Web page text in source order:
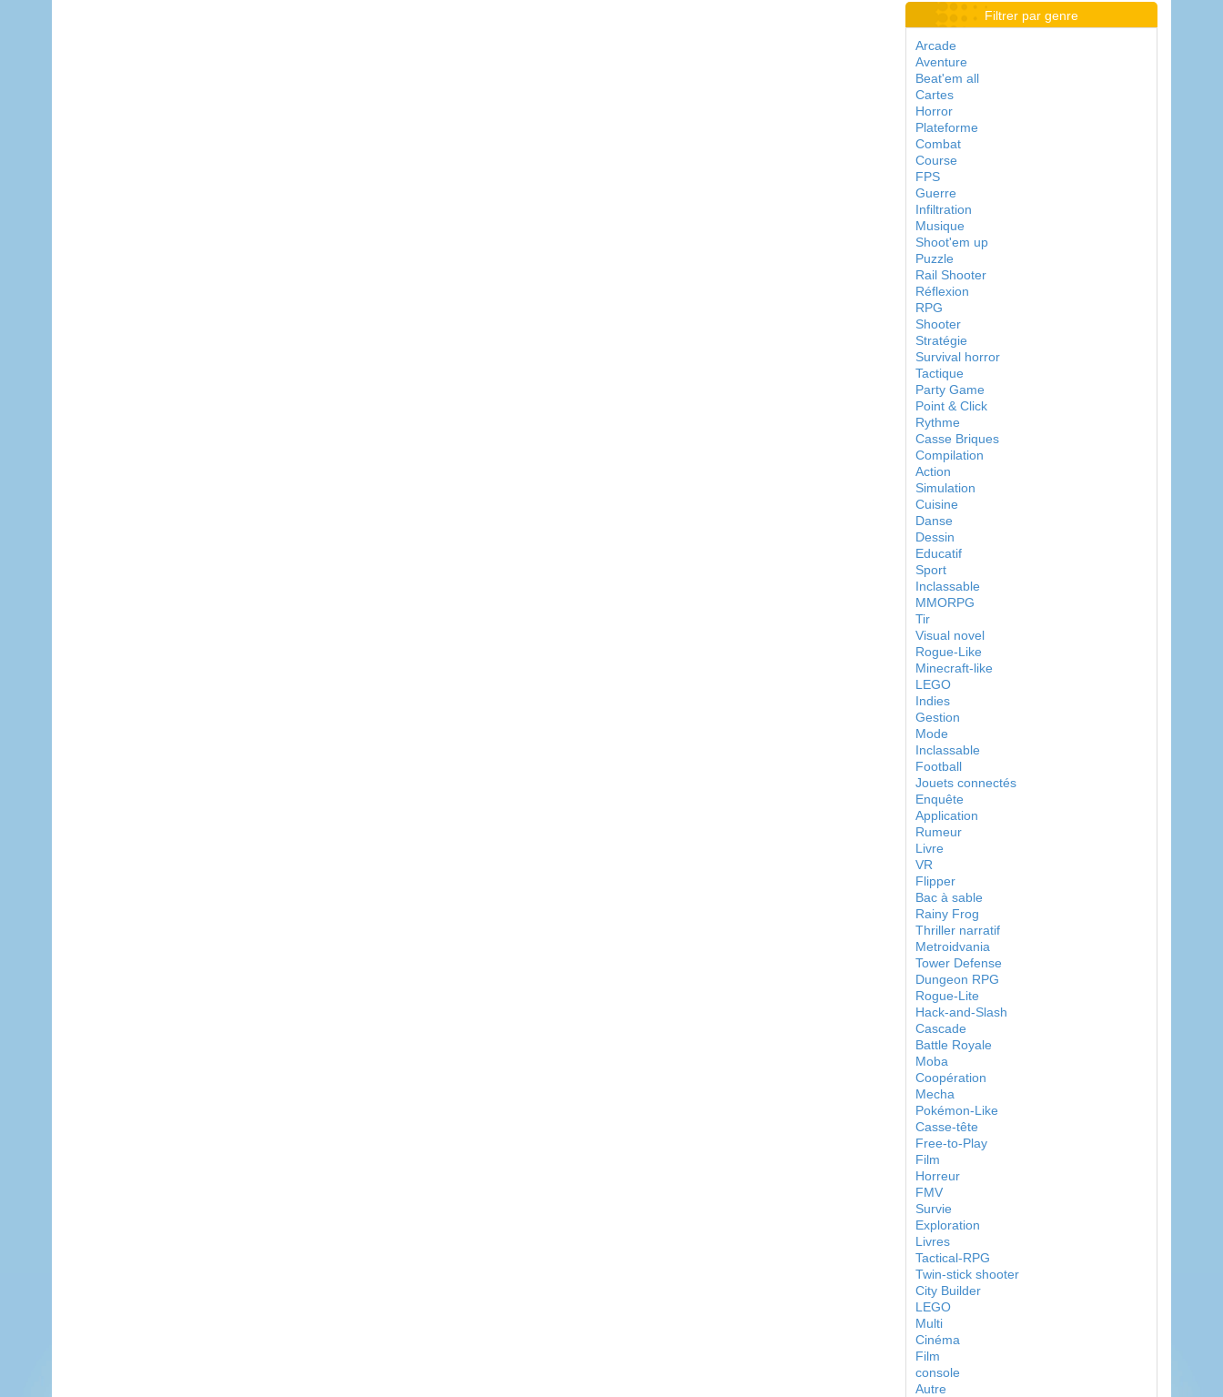
Filtrer par genre
Arcade
Aventure
Beat'em all
Cartes
Horror
Plateforme
Combat
Course
FPS
Guerre
Infiltration
Musique
Shoot'em up
Puzzle
Rail Shooter
Réflexion
RPG
Shooter
Stratégie
Survival horror
Tactique
Party Game
Point & Click
Rythme
Casse Briques
Compilation
Action
Simulation
Cuisine
Danse
Dessin
Educatif
Sport
Inclassable
MMORPG
Tir
Visual novel
Rogue-Like
Minecraft-like
LEGO
Indies
Gestion
Mode
Inclassable
Football
Jouets connectés
Enquête
Application
Rumeur
Livre
VR
Flipper
Bac à sable
Rainy Frog
Thriller narratif
Metroidvania
Tower Defense
Dungeon RPG
Rogue-Lite
Hack-and-Slash
Cascade
Battle Royale
Moba
Coopération
Mecha
Pokémon-Like
Casse-tête
Free-to-Play
Film
Horreur
FMV
Survie
Exploration
Livres
Tactical-RPG
Twin-stick shooter
City Builder
LEGO
Multi
Cinéma
Film
console
Autre